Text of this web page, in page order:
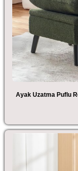
Ayak Uzatma Puflu